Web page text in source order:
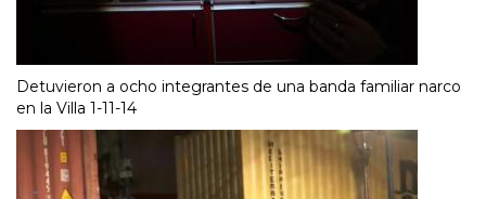
Detuvieron a ocho integrantes de una banda familiar narco
en la Villa 1-11-14